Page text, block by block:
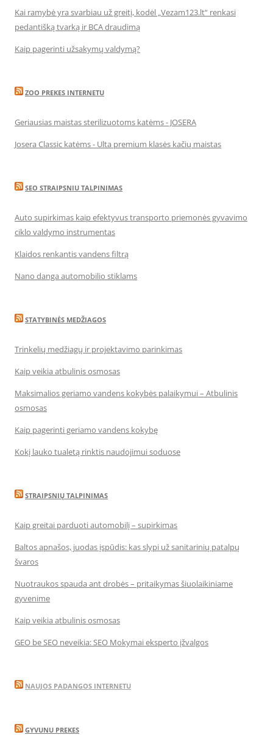
Kai ramybė yra svarbiau už greitį, kodėl „Vezam123.lt“ renkasi
pedantišką tvarką ir BCA draudimą
Kaip pagerinti užsakymų valdymą?
ZOO PREKES INTERNETU
Geriausias maistas sterilizuotoms katėms - JOSERA
Josera Classic katėms - Ulta premium klasės kačių maistas
SEO STRAIPSNIU TALPINIMAS
Auto supirkimas kaip efektyvus transporto priemonės gyvavimo
ciklo valdymo instrumentas
Klaidos renkantis vandens filtrą
Nano danga automobilio stiklams
STATYBINĖS MEDŽIAGOS
Trinkelių medžiagų ir projektavimo parinkimas
Kaip veikia atbulinis osmosas
Maksimalios geriamo vandens kokybės palaikymui – Atbulinis
osmosas
Kaip pagerinti geriamo vandens kokybę
Kokį lauko tualetą rinktis naudojimui soduose
STRAIPSNIŲ TALPINIMAS
Kaip greitai parduoti automobilį – supirkimas
Baltos apnašos, juodas įspūdis: kas slypi už sanitarinių patalpų
švaros
Nuotraukos spauda ant drobės – pritaikymas šiuolaikiniame
gyvenime
Kaip veikia atbulinis osmosas
GEO be SEO neveikia: SEO Mokymai eksperto įžvalgos
NAUJOS PADANGOS INTERNETU
GYVUNU PREKES